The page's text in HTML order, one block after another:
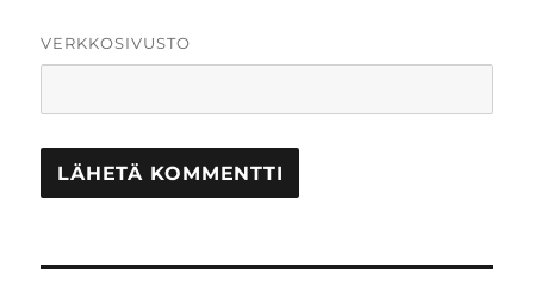
VERKKOSIVUSTO